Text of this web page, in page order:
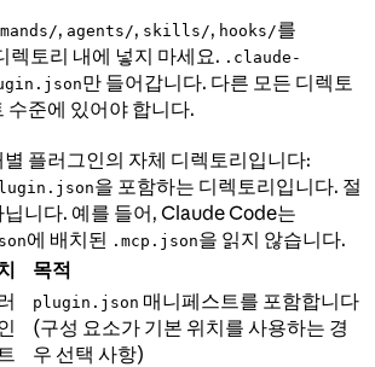
, agents/, skills/, hooks/를
렉토리 내에 넣지 마세요. .claude-
만 들어갑니다. 다른 모든 디렉토
수준에 있어야 합니다.
플러그인의 자체 디렉토리입니다:
을 포함하는 디렉토리입니다. 절
닙니다. 예를 들어, Claude Code는
에 배치된 .mcp.json을 읽지 않습니다.
목적
plugin.json 매니페스트를 포함합니다
(구성 요소가 기본 위치를 사용하는 경
우 선택 사항)